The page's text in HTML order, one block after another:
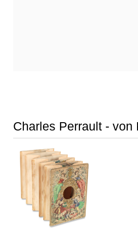
Charles Perrault -